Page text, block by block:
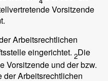
Vorsitzende
Arbeitsrechtlichen
eingerichtet. 2Die
Vorsitzende und der bzw.
der Arbeitsrechtlichen